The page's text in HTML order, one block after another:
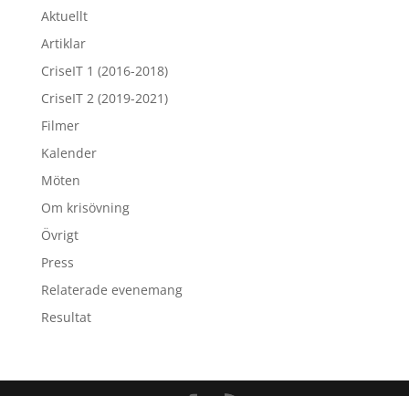
Aktuellt
Artiklar
CriseIT 1 (2016-2018)
CriseIT 2 (2019-2021)
Filmer
Kalender
Möten
Om krisövning
Övrigt
Press
Relaterade evenemang
Resultat